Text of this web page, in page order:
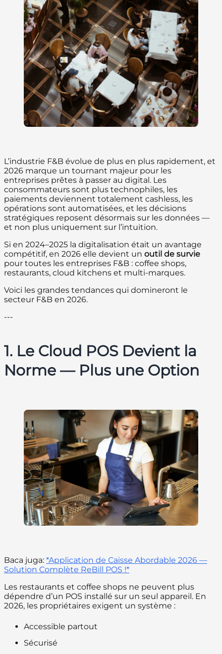
L’industrie F&B évolue de plus en plus rapidement, et
2026 marque un tournant majeur pour les
entreprises prêtes à passer au digital. Les
consommateurs sont plus technophiles, les
paiements deviennent totalement cashless, les
opérations sont automatisées, et les décisions
stratégiques reposent désormais sur les données —
et non plus uniquement sur l’intuition.
Si en 2024–2025 la digitalisation était un avantage
compétitif, en 2026 elle devient un outil de survie
pour toutes les entreprises F&B : coffee shops,
restaurants, cloud kitchens et multi-marques.
Voici les grandes tendances qui domineront le
secteur F&B en 2026.
---
1. Le Cloud POS Devient la
Norme — Plus une Option
Baca juga: *Application de Caisse Abordable 2026 —
Solution Complète ReBill POS !*
Les restaurants et coffee shops ne peuvent plus
dépendre d’un POS installé sur un seul appareil. En
2026, les propriétaires exigent un système :
Accessible partout
Sécurisé